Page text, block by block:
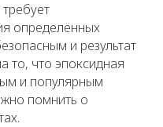
определённых
и результат
то, что эпоксидная
и популярным
помнить о